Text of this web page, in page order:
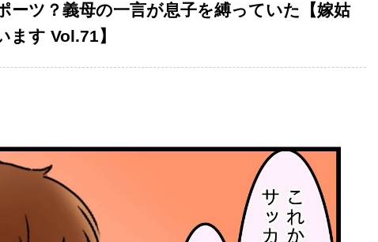
ーツ？義母の一言が息子を縛っていた【嫁姑
ます Vol.71】